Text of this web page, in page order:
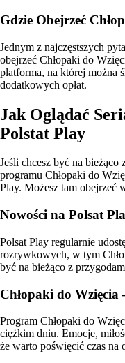
Gdzie Obejrzeć
Jednym z najczęstszych
obejrzeć Chłopaki do
platforma, na której można
dodatkowych opłat.
Jak Oglądać
Polstat Play
Jeśli chcesz być na
programu Chłopaki do
Play. Możesz tam obejrzeć
Nowości na Polsat
Polsat Play regularnie
rozrywkowych, w tym
być na bieżąco z
Chłopaki do
Program Chłopaki do
ciężkim dniu. Emocje,
że warto poświęcić czas na